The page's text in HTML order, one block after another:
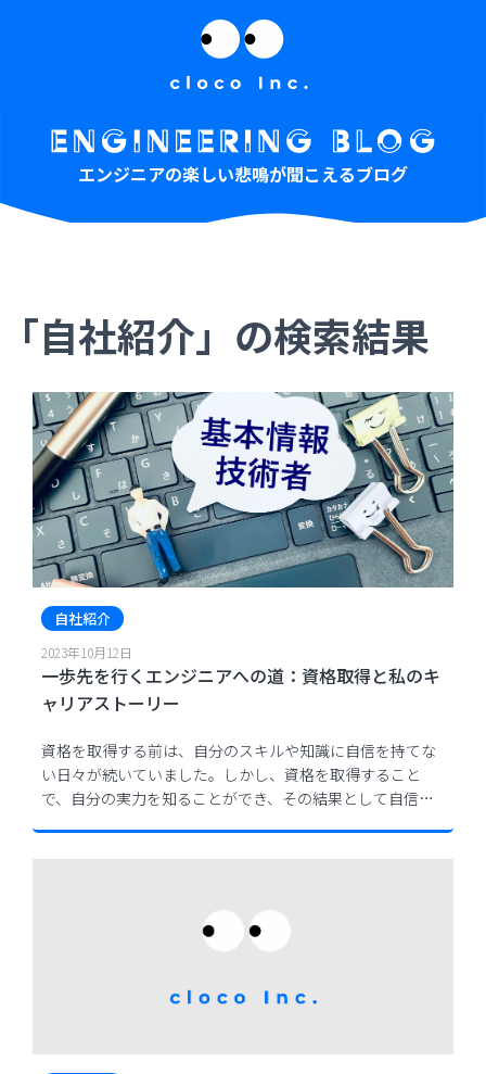
エンジニアの楽しい悲鳴が聞こえるブログ
「自社紹介」の検索結果
自社紹介
2023年10月12日
一歩先を行くエンジニアへの道：資格取得と私のキ
ャリアストーリー
資格を取得する前は、自分のスキルや知識に自信を持てな
い日々が続いていました。しかし、資格を取得すること
で、自分の実力を知ることができ、その結果として自信を